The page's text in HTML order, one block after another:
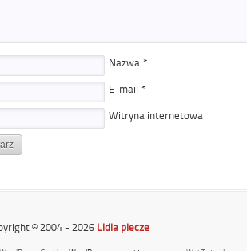
Nazwa *
E-mail *
Witryna internetowa
© 2004 - 2026 Lidia piecze